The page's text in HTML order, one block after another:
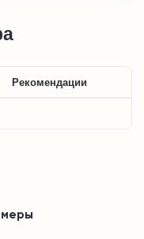
Рекомендации